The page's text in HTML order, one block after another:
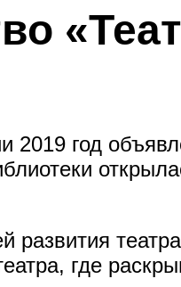
2019 год
развития
где